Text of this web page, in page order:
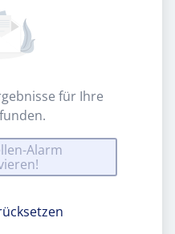
für Ihre
Alarm